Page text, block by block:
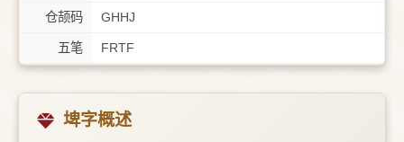
仓颉码 GHHJ
五笔 FRTF
埤字概述